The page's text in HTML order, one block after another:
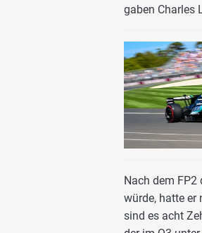
gaben Charles
Nach dem FP2
würde, hatte er
sind es acht